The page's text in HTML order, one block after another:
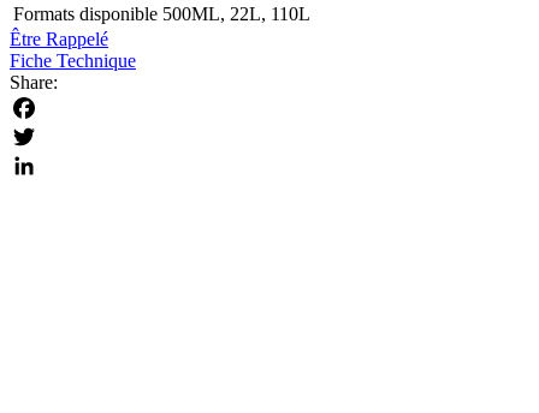
Formats disponible 500ML, 22L, 110L
Être Rappelé
Fiche Technique
Share:
Facebook
Twitter